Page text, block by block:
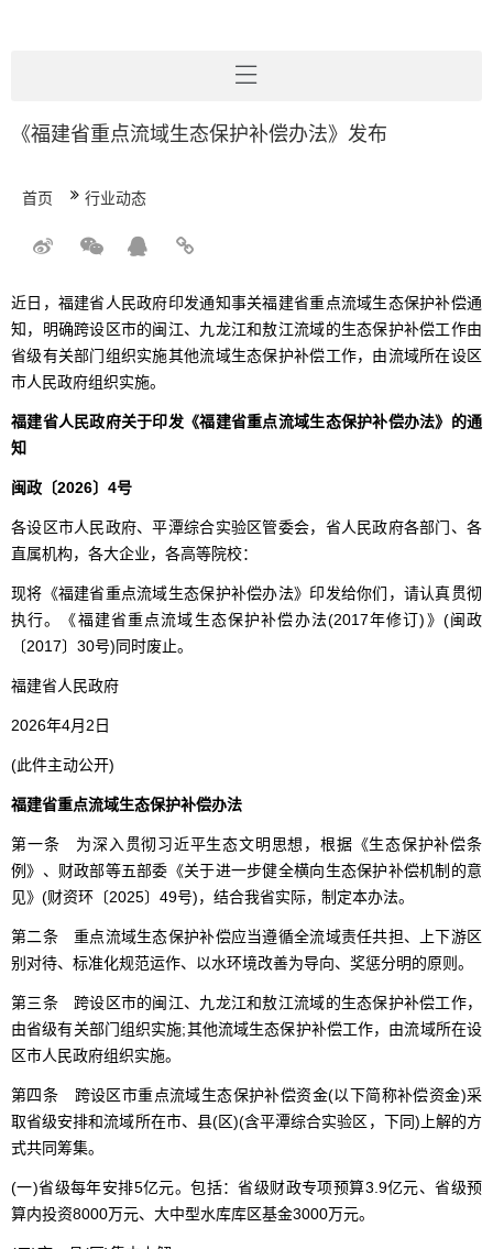
《福建省重点流域生态保护补偿办法》发布
首页 行业动态
近日，福建省人民政府印发通知事关福建省重点流域生态保护补偿通
知，明确跨设区市的闽江、九龙江和敖江流域的生态保护补偿工作由
省级有关部门组织实施其他流域生态保护补偿工作，由流域所在设区
市人民政府组织实施。
福建省人民政府关于印发《福建省重点流域生态保护补偿办法》的通
知
闽政〔2026〕4号
各设区市人民政府、平潭综合实验区管委会，省人民政府各部门、各
直属机构，各大企业，各高等院校：
现将《福建省重点流域生态保护补偿办法》印发给你们，请认真贯彻
执行。《福建省重点流域生态保护补偿办法(2017年修订)》(闽政
〔2017〕30号)同时废止。
福建省人民政府
2026年4月2日
(此件主动公开)
福建省重点流域生态保护补偿办法
第一条 为深入贯彻习近平生态文明思想，根据《生态保护补偿条
例》、财政部等五部委《关于进一步健全横向生态保护补偿机制的意
见》(财资环〔2025〕49号)，结合我省实际，制定本办法。
第二条 重点流域生态保护补偿应当遵循全流域责任共担、上下游区
别对待、标准化规范运作、以水环境改善为导向、奖惩分明的原则。
第三条 跨设区市的闽江、九龙江和敖江流域的生态保护补偿工作，
由省级有关部门组织实施;其他流域生态保护补偿工作，由流域所在设
区市人民政府组织实施。
第四条 跨设区市重点流域生态保护补偿资金(以下简称补偿资金)采
取省级安排和流域所在市、县(区)(含平潭综合实验区，下同)上解的方
式共同筹集。
(一)省级每年安排5亿元。包括：省级财政专项预算3.9亿元、省级预
算内投资8000万元、大中型水库库区基金3000万元。